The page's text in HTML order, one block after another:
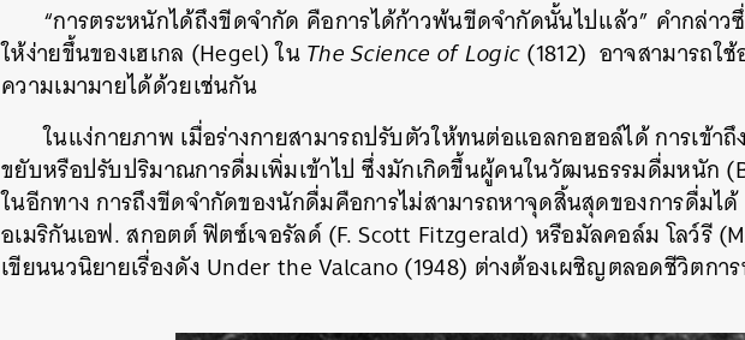
“การตระหนักได้ถึงขีดจำกัด คือการได้ก้าวพ้นขีดจำกัดนั้นไปแล้ว” คำกล่าว
ให้ง่ายขึ้นของเฮเกล (Hegel) ในThe Science of Logic(1812) อาจสามารถใ
ความเมามายได้ด้วยเช่นกัน
ในแง่กายภาพ เมื่อร่างกายสามารถปรับตัวให้ทนต่อแอลกอฮอล์ได้ การเข้า
ขยับหรือปรับปริมาณการดื่มเพิ่มเข้าไป ซึ่งมักเกิดขึ้นผู้คนในวัฒนธรรมดื่มหนัก
ในอีกทาง การถึงขีดจำกัดของนักดื่มคือการไม่สามารถหาจุดสิ้นสุดของการดื่มไ
อเมริกันเอฟ. สกอตต์ ฟิตซ์เจอรัลด์ (F. Scott Fitzgerald) หรือมัลคอล์ม โลว์รี
เขียนนวนิยายเรื่องดัง Under the Valcano (1948) ต่างต้องเผชิญตลอดชีวิตกา